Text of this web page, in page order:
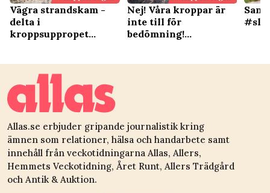
Vägra strandskam -
delta i
kroppsuppropet
Nej! Våra kroppar är
inte till för
bedömning!
Allas.se erbjuder gripande journalistik kring
ämnen som relationer, hälsa och handarbete samt
innehåll från veckotidningarna Allas, Allers,
Hemmets Veckotidning, Året Runt, Allers Trädgård
och Antik & Auktion.